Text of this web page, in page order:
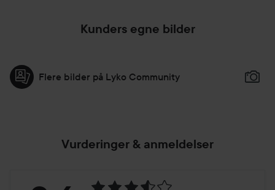
Kunders egne bilder
Flere bilder på Lyko Community
Vurderinger & anmeldelser